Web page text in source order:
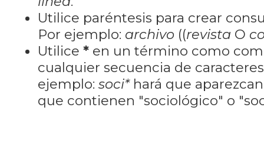
Utilice paréntesis para crear
Por ejemplo: archivo ((revista O
Utilice *en un término como
cualquier secuencia de
ejemplo: soci*hará que
que contienen "sociológico" o